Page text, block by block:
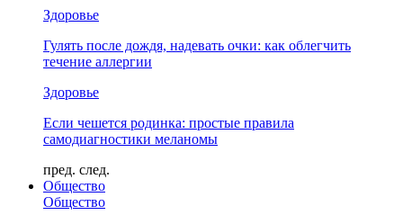
Здоровье
Гулять после дождя, надевать очки: как облегчить
течение аллергии
Здоровье
Если чешется родинка: простые правила
самодиагностики меланомы
пред. след.
Общество
Общество